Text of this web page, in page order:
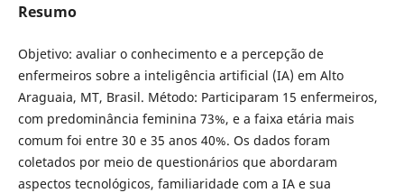
Resumo
Objetivo: avaliar o conhecimento e a percepção de
enfermeiros sobre a inteligência artificial (IA) em Alto
Araguaia, MT, Brasil. Método: Participaram 15 enfermeiros,
com predominância feminina 73%, e a faixa etária mais
comum foi entre 30 e 35 anos 40%. Os dados foram
coletados por meio de questionários que abordaram
aspectos tecnológicos, familiaridade com a IA e sua